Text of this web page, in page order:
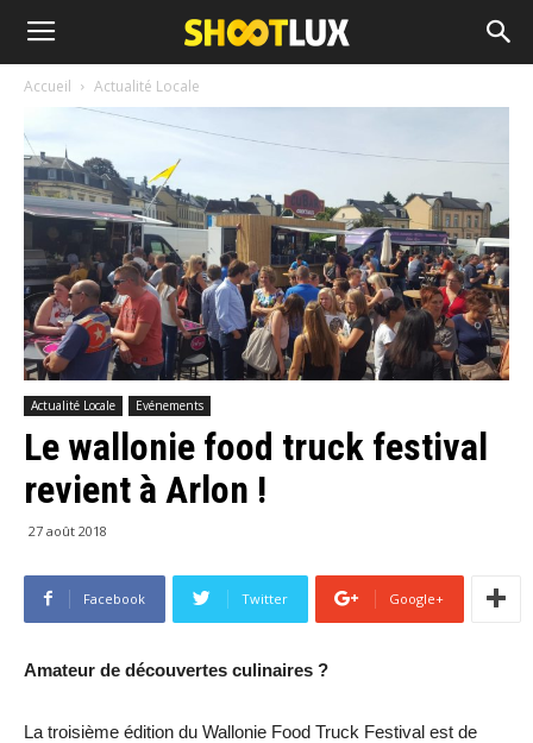
Accueil Actualité Locale
Actualité Locale Evénements
Le wallonie food truck festival
revient à Arlon !
27 août 2018
Facebook Twitter Google+
Amateur de découvertes culinaires ?
La troisième édition du Wallonie Food Truck Festival est de